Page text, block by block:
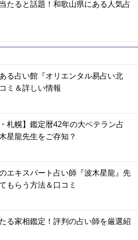
たると話題！和歌山県にある人気占
る占い館『オリエンタル易占い北
ミ＆詳しい情報
・札幌】鑑定暦42年の大ベテラン占
星龍先生をご存知？
エキスパート占い師『波木星龍』先
もらう方法＆口コミ
る家相鑑定！評判の占い師を厳選紹